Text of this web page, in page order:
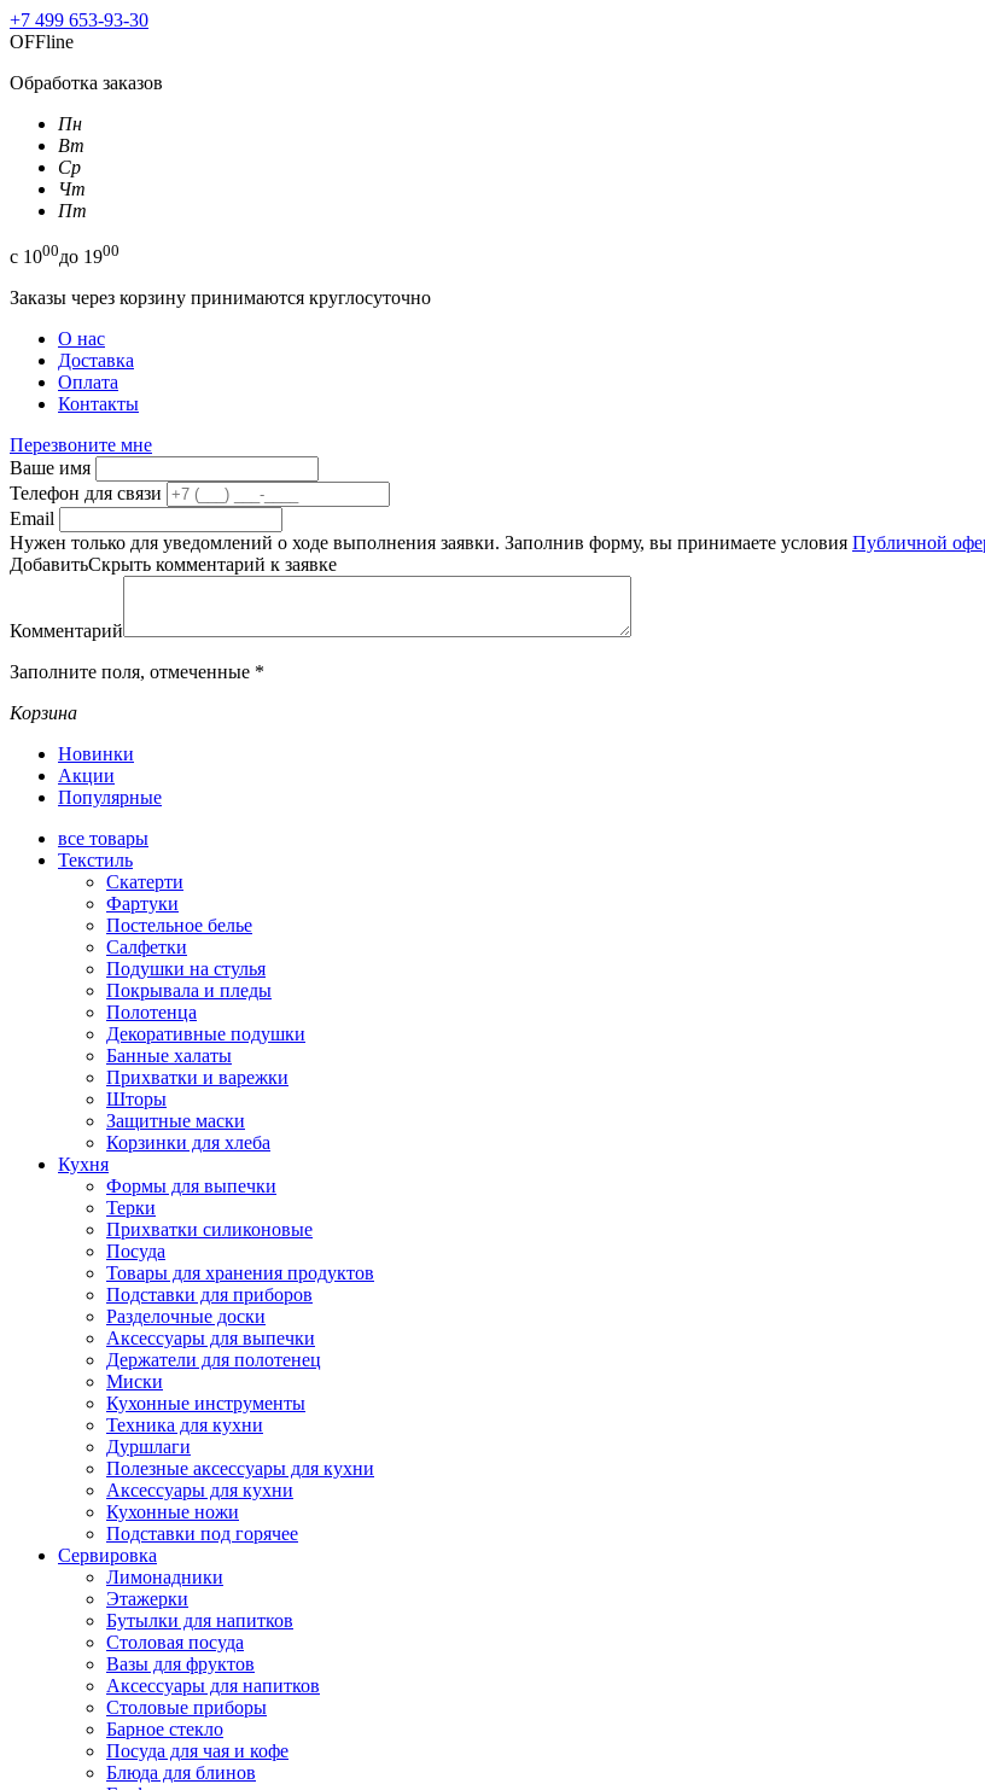
+7 499 653-93-30
OFFline
Обработка заказов
Пн
Вт
Ср
Чт
Пт
с 1000до 1900
Заказы через корзину принимаются круглосуточно
О нас
Доставка
Оплата
Контакты
Перезвоните мне
Ваше имя
Телефон для связи
Email
Нужен только для уведомлений о ходе выполнения заявки. Заполнив форму, вы принимаете условия Публичной
ДобавитьСкрыть комментарий к заявке
Комментарий
Заполните поля, отмеченные *
Корзина
Новинки
Акции
Популярные
все товары
Текстиль
Скатерти
Фартуки
Постельное белье
Салфетки
Подушки на стулья
Покрывала и пледы
Полотенца
Декоративные подушки
Банные халаты
Прихватки и варежки
Шторы
Защитные маски
Корзинки для хлеба
Кухня
Формы для выпечки
Терки
Прихватки силиконовые
Посуда
Товары для хранения продуктов
Подставки для приборов
Разделочные доски
Аксессуары для выпечки
Держатели для полотенец
Миски
Кухонные инструменты
Техника для кухни
Дуршлаги
Полезные аксессуары для кухни
Аксессуары для кухни
Кухонные ножи
Подставки под горячее
Сервировка
Лимонадники
Этажерки
Бутылки для напитков
Столовая посуда
Вазы для фруктов
Аксессуары для напитков
Столовые приборы
Барное стекло
Посуда для чая и кофе
Блюда для блинов